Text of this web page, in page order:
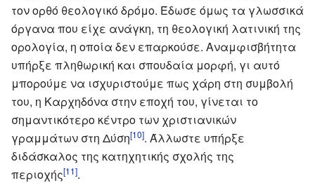
τον ορθό θεολογικό δρόμο. Έδωσε όμως τα γλωσσικά
όργανα που είχε ανάγκη, τη θεολογική λατινική της
ορολογία, η οποία δεν επαρκούσε. Αναμφισβήτητα
υπήρξε πληθωρική και σπουδαία μορφή, γι αυτό
μπορούμε να ισχυριστούμε πως χάρη στη συμβολή
του, η Καρχηδόνα στην εποχή του, γίνεται το
σημαντικότερο κέντρο των χριστιανικών
γραμμάτων στη Δύση[10]. Άλλωστε υπήρξε
διδάσκαλος της κατηχητικής σχολής της
περιοχής[11].